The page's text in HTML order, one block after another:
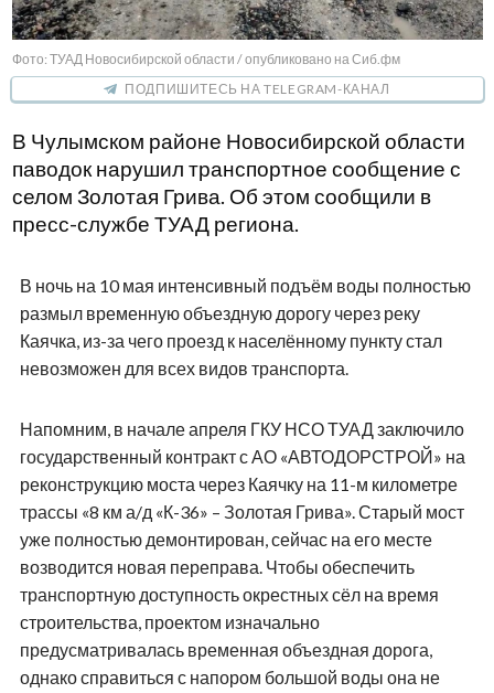
Фото: ТУАД Новосибирской области / опубликовано на Сиб.фм
ПОДПИШИТЕСЬ НА TELEGRAM-КАНАЛ
В Чулымском районе Новосибирской области
паводок нарушил транспортное сообщение с
селом Золотая Грива. Об этом сообщили в
пресс-службе ТУАД региона.
В ночь на 10 мая интенсивный подъём воды полностью
размыл временную объездную дорогу через реку
Каячка, из-за чего проезд к населённому пункту стал
невозможен для всех видов транспорта.
Напомним, в начале апреля ГКУ НСО ТУАД заключило
государственный контракт с АО «АВТОДОРСТРОЙ» на
реконструкцию моста через Каячку на 11-м километре
трассы «8 км а/д «К-36» – Золотая Грива». Старый мост
уже полностью демонтирован, сейчас на его месте
возводится новая переправа. Чтобы обеспечить
транспортную доступность окрестных сёл на время
строительства, проектом изначально
предусматривалась временная объездная дорога,
однако справиться с напором большой воды она не